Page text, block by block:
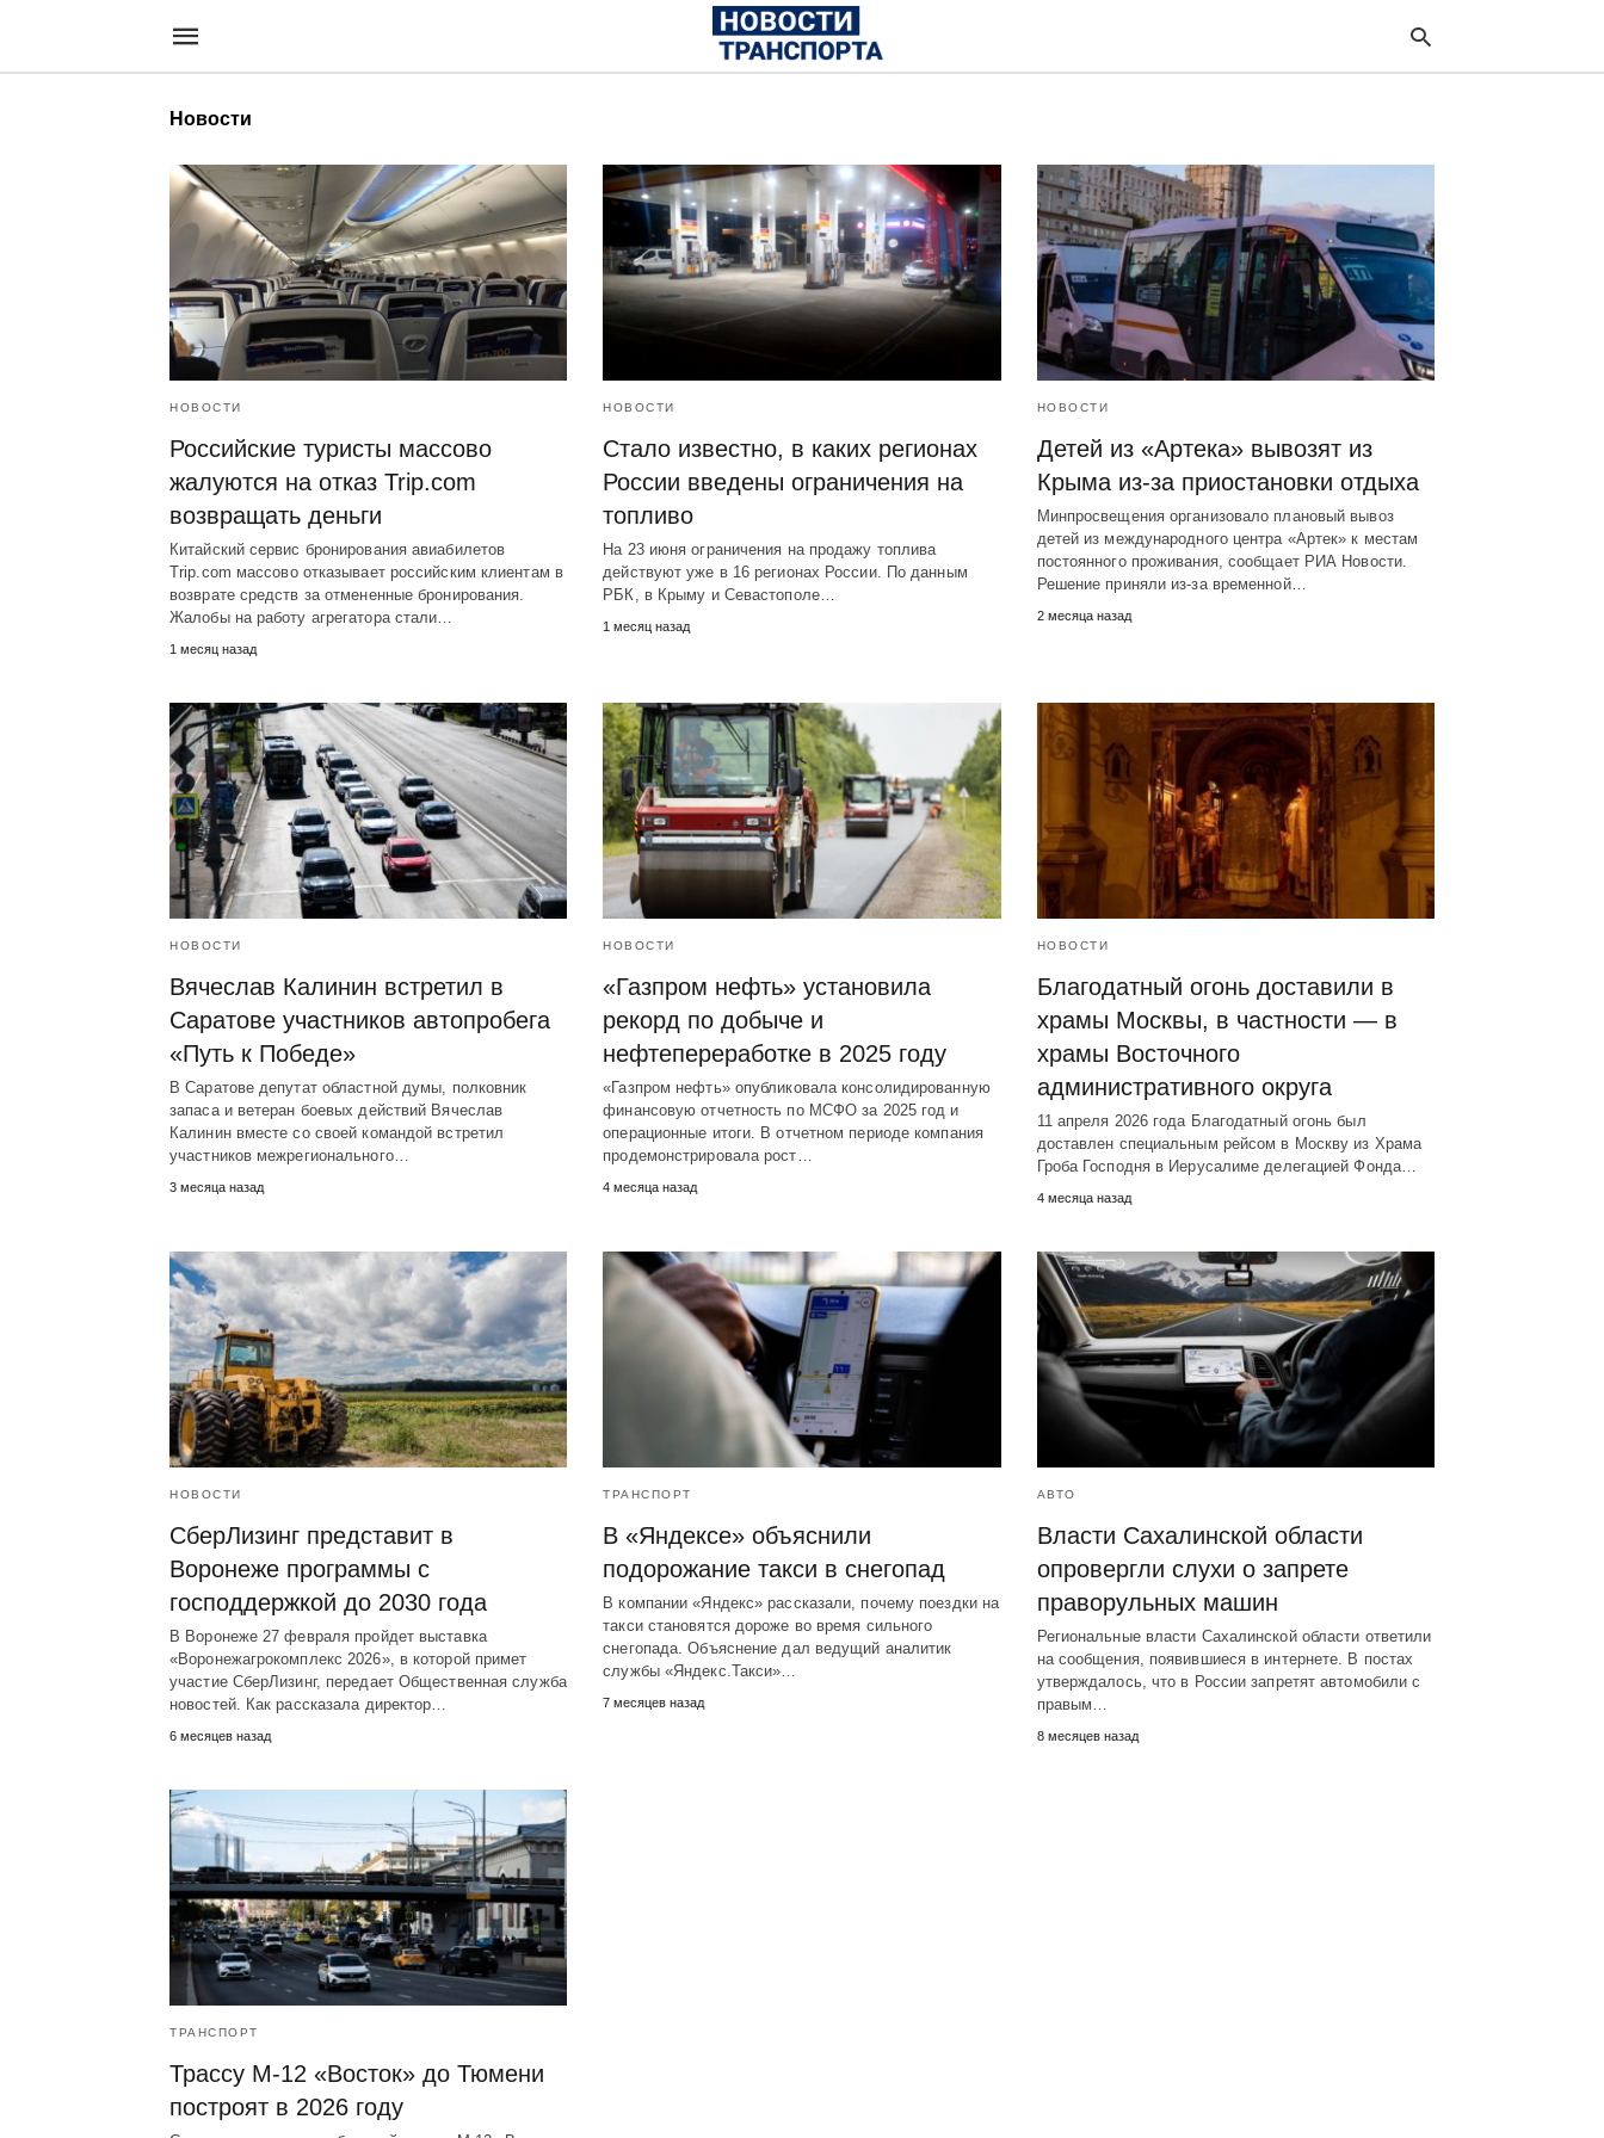
Новости
НОВОСТИ
Российские туристы массово
жалуются на отказ Trip.com
возвращать деньги
Китайский сервис бронирования авиабилетов
Trip.com массово отказывает российским клиентам в
возврате средств за отмененные бронирования.
Жалобы на работу агрегатора стали…
1 месяц назад
НОВОСТИ
Стало известно, в каких регионах
России введены ограничения на
топливо
На 23 июня ограничения на продажу топлива
действуют уже в 16 регионах России. По данным
РБК, в Крыму и Севастополе…
1 месяц назад
НОВОСТИ
Детей из «Артека» вывозят из
Крыма из-за приостановки отдыха
Минпросвещения организовало плановый вывоз
детей из международного центра «Артек» к местам
постоянного проживания, сообщает РИА Новости.
Решение приняли из-за временной…
2 месяца назад
НОВОСТИ
Вячеслав Калинин встретил в
Саратове участников автопробега
«Путь к Победе»
В Саратове депутат областной думы, полковник
запаса и ветеран боевых действий Вячеслав
Калинин вместе со своей командой встретил
участников межрегионального…
3 месяца назад
НОВОСТИ
«Газпром нефть» установила
рекорд по добыче и
нефтепереработке в 2025 году
«Газпром нефть» опубликовала консолидированную
финансовую отчетность по МСФО за 2025 год и
операционные итоги. В отчетном периоде компания
продемонстрировала рост…
4 месяца назад
НОВОСТИ
Благодатный огонь доставили в
храмы Москвы, в частности — в
храмы Восточного
административного округа
11 апреля 2026 года Благодатный огонь был
доставлен специальным рейсом в Москву из Храма
Гроба Господня в Иерусалиме делегацией Фонда…
4 месяца назад
НОВОСТИ
СберЛизинг представит в
Воронеже программы с
господдержкой до 2030 года
В Воронеже 27 февраля пройдет выставка
«Воронежагрокомплекс 2026», в которой примет
участие СберЛизинг, передает Общественная служба
новостей. Как рассказала директор…
6 месяцев назад
ТРАНСПОРТ
В «Яндексе» объяснили
подорожание такси в снегопад
В компании «Яндекс» рассказали, почему поездки на
такси становятся дороже во время сильного
снегопада. Объяснение дал ведущий аналитик
службы «Яндекс.Такси»…
7 месяцев назад
АВТО
Власти Сахалинской области
опровергли слухи о запрете
праворульных машин
Региональные власти Сахалинской области ответили
на сообщения, появившиеся в интернете. В постах
утверждалось, что в России запретят автомобили с
правым…
8 месяцев назад
ТРАНСПОРТ
Трассу М-12 «Восток» до Тюмени
построят в 2026 году